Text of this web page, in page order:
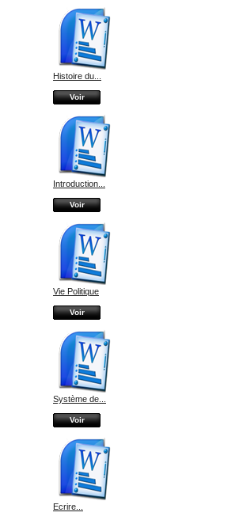
Histoire du...
Voir
Introduction...
Voir
Vie Politique
Voir
Système de...
Voir
Ecrire...